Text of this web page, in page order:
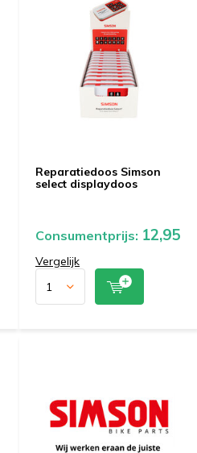
Reparatiedoos Simson
select displaydoos
Consumentprijs: 12,95
Vergelijk